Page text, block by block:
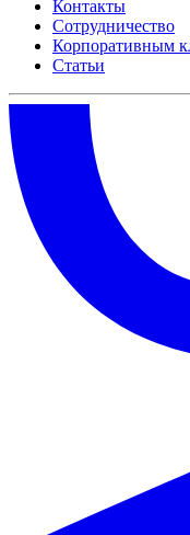
Контакты
Сотрудничество
Корпоративным
Статьи